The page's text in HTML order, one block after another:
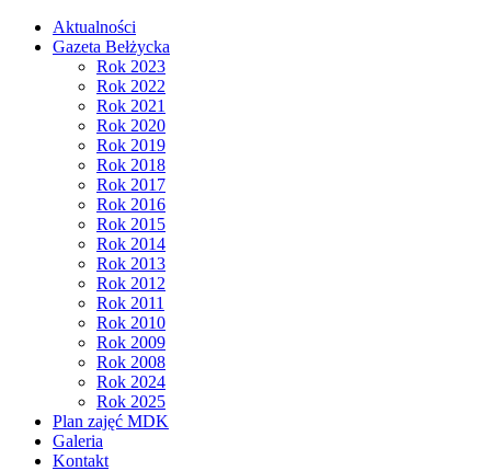
Aktualności
Gazeta Bełżycka
Rok 2023
Rok 2022
Rok 2021
Rok 2020
Rok 2019
Rok 2018
Rok 2017
Rok 2016
Rok 2015
Rok 2014
Rok 2013
Rok 2012
Rok 2011
Rok 2010
Rok 2009
Rok 2008
Rok 2024
Rok 2025
Plan zajęć MDK
Galeria
Kontakt